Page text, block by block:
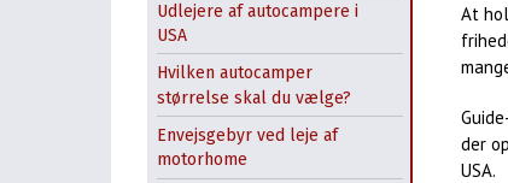
At
der
USA.
Udlejere af autocampere i
USA
Hvilken autocamper
størrelse skal du vælge?
Envejsgebyr ved leje af
motorhome